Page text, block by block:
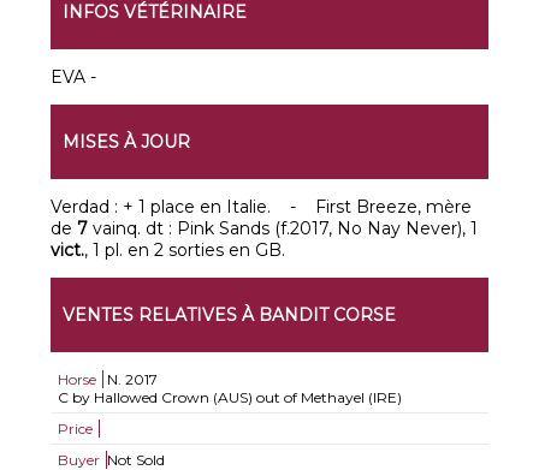
INFOS VÉTÉRINAIRE
EVA -
MISES À JOUR
Verdad : + 1 place en Italie. - First Breeze, mère
de7vainq. dt : Pink Sands (f.2017, No Nay Never), 1
vict., 1 pl. en 2 sorties en GB.
VENTES RELATIVES À BANDIT CORSE
Horse N. 2017
C by Hallowed Crown (AUS) out of Methayel (IRE)
Price
Buyer Not Sold